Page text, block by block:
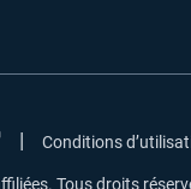
Ouvrir dans une nouvelle
| Conditions
Tous droits